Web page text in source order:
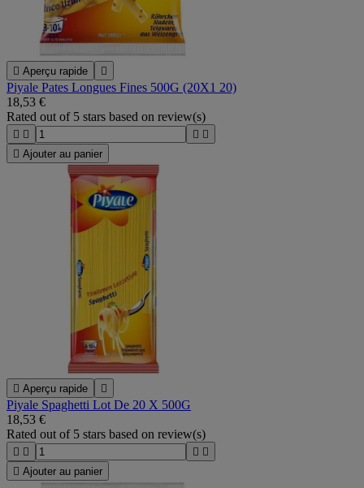
 Aperçu rapide 
Piyale Pates Longues Fines 500G (20X1 20)
18,53 €
Rated out of 5 stars based on review(s)
   
 Ajouter au panier
 Aperçu rapide 
Piyale Spaghetti Lot De 20 X 500G
18,53 €
Rated out of 5 stars based on review(s)
   
 Ajouter au panier